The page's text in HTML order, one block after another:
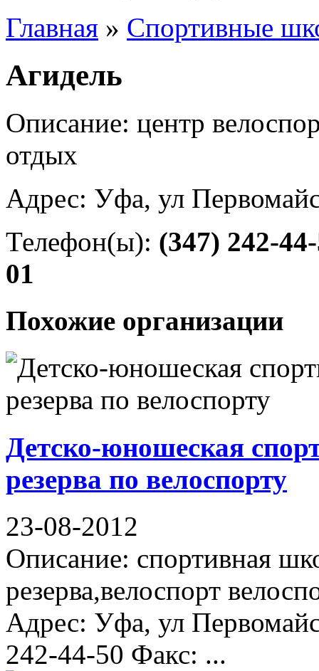
Главная » Спортивные
Агидель
Описание: центр
отдых
Адрес: Уфа, ул
Телефон(ы): (347) 242-
01
Похожие организации
Детско-юношеская
резерва по велоспорту
23-08-2012
Описание: спортивная
резерва,велоспорт
Адрес: Уфа, ул
242-44-50 Факс: ...